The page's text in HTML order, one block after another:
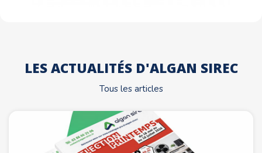
LES ACTUALITÉS D'ALGAN SIREC
Tous les articles